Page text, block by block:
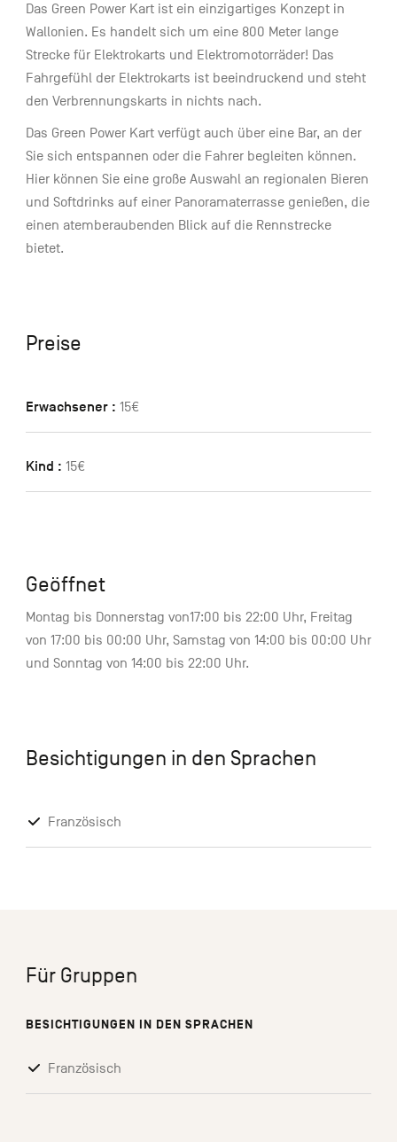
Das Green Power Kart ist ein einzigartiges Konzept in
Wallonien. Es handelt sich um eine 800 Meter lange
Strecke für Elektrokarts und Elektromotorräder! Das
Fahrgefühl der Elektrokarts ist beeindruckend und steht
den Verbrennungskarts in nichts nach.
Das Green Power Kart verfügt auch über eine Bar, an der
Sie sich entspannen oder die Fahrer begleiten können.
Hier können Sie eine große Auswahl an regionalen Bieren
und Softdrinks auf einer Panoramaterrasse genießen, die
einen atemberaubenden Blick auf die Rennstrecke
bietet.
Preise
Erwachsener : 15€
Kind : 15€
Geöffnet
Montag bis Donnerstag von17:00 bis 22:00 Uhr, Freitag
von 17:00 bis 00:00 Uhr, Samstag von 14:00 bis 00:00 Uhr
und Sonntag von 14:00 bis 22:00 Uhr.
Besichtigungen in den Sprachen
Französisch
Für Gruppen
BESICHTIGUNGEN IN DEN SPRACHEN
Französisch